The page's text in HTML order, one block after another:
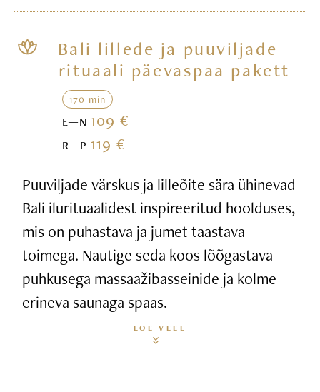
Bali lillede ja puuviljade
rituaali päevaspaa pakett
170 min
E—N109 €
R—P119 €
Puuviljade värskus ja lilleõite sära ühinevad
Bali ilurituaalidest inspireeritud hoolduses,
mis on puhastava ja jumet taastava
toimega. Nautige seda koos lõõgastava
puhkusega massaažibasseinide ja kolme
erineva saunaga spaas.
LOE VEEL